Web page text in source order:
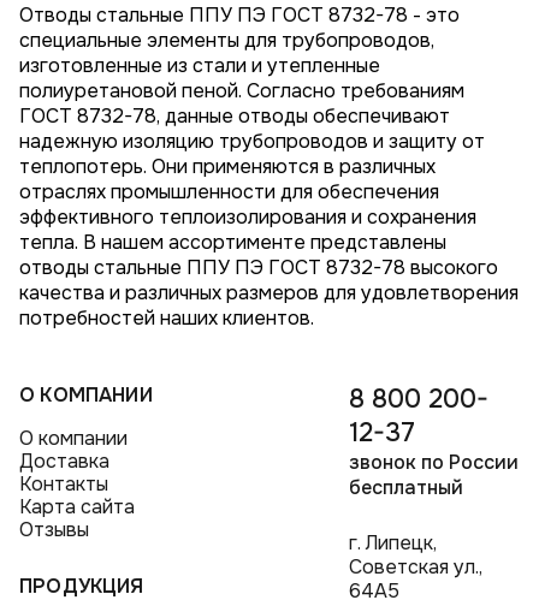
Отводы стальные ППУ ПЭ ГОСТ 8732-78 - это
специальные элементы для трубопроводов,
изготовленные из стали и утепленные
полиуретановой пеной. Согласно требованиям
ГОСТ 8732-78, данные отводы обеспечивают
надежную изоляцию трубопроводов и защиту от
теплопотерь. Они применяются в различных
отраслях промышленности для обеспечения
эффективного теплоизолирования и сохранения
тепла. В нашем ассортименте представлены
отводы стальные ППУ ПЭ ГОСТ 8732-78 высокого
качества и различных размеров для удовлетворения
потребностей наших клиентов.
О КОМПАНИИ
О компании
Доставка
Контакты
Карта сайта
Отзывы
ПРОДУКЦИЯ
8 800 200-
12-37
звонок по России
бесплатный
г. Липецк,
Советская ул.,
64А5